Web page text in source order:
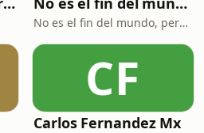
No es el fin del mundo, pero puedo verlo desde aquí
CF
Carlos Fernandez Mx